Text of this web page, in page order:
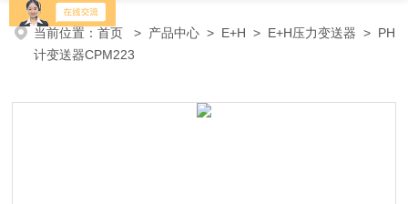
当前位置：首页 > 产品中心 > E+H > E+H压力变送器 > PH
计变送器CPM223